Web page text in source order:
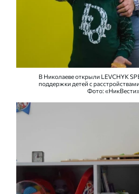
В Николаеве открыли LEVCHYK
поддержки детей с
Фото: